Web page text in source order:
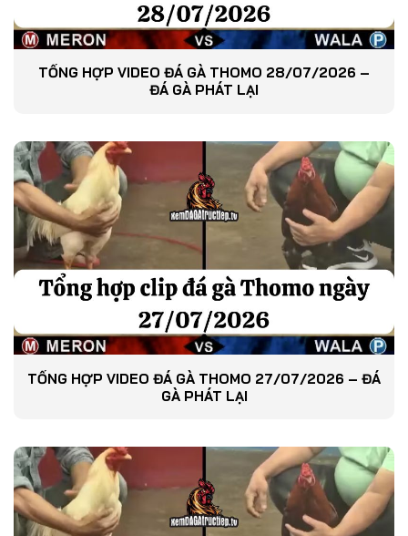
TỔNG HỢP VIDEO ĐÁ GÀ THOMO 28/07/2026 –
ĐÁ GÀ PHÁT LẠI
TỔNG HỢP VIDEO ĐÁ GÀ THOMO 27/07/2026 – ĐÁ
GÀ PHÁT LẠI